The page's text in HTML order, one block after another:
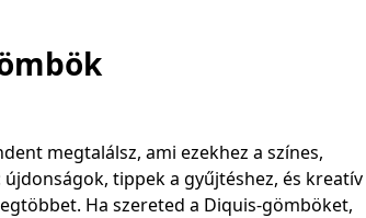
megtalálsz, ami ezekhez a színes,
tippek a gyűjtéshez, és kreatív
Ha szereted a Diquis-gömböket,